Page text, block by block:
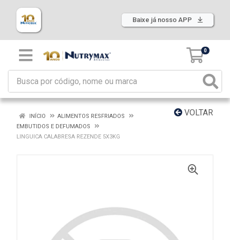
Baixe já nosso APP
0
VOLTAR
INÍCIO
ALIMENTOS RESFRIADOS
EMBUTIDOS E DEFUMADOS
LINGUICA CALABRESA REZENDE 5X3KG